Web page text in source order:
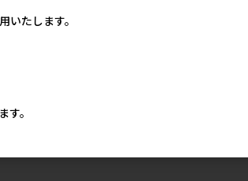
40g
いたします。
。